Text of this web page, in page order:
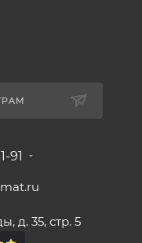
91
д. 35, стр. 5